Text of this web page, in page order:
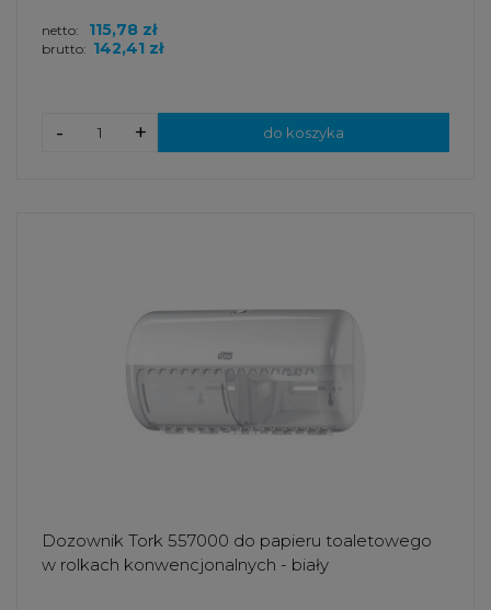
brutto: 142,41 zł
netto: 115,78 zł
+
- do koszyka
Dozownik Tork 557000 do papieru toaletowego
w rolkach konwencjonalnych - biały